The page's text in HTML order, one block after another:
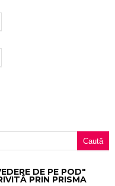
DE PE POD"
PRIN PRISMA